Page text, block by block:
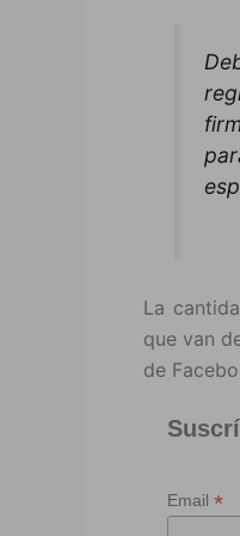
La
que van
de
Email *